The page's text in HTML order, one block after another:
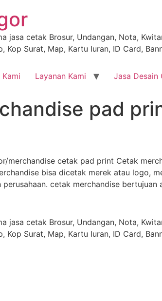
jasa cetak Brosur, Undangan, Nota,
Kop Surat, Map, Kartu Iuran, ID Card,
Layanan Kami Jasa Desain
pad
merchandise cetak pad print Cetak
bisa dicetak merek atau logo,
cetak merchandise
jasa cetak Brosur, Undangan, Nota,
Kop Surat, Map, Kartu Iuran, ID Card,